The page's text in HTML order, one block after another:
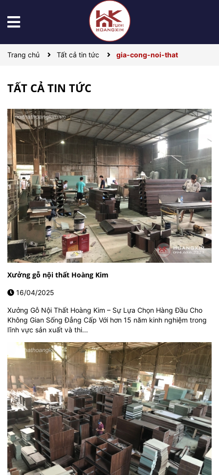
Trang chủ Tất cả tin tức gia-cong-noi-that
TẤT CẢ TIN TỨC
Xưởng gỗ nội thất Hoàng Kim
16/04/2025
Xưởng Gỗ Nội Thất Hoàng Kim – Sự Lựa Chọn Hàng Đầu Cho
Không Gian Sống Đẳng Cấp Với hơn 15 năm kinh nghiệm trong
lĩnh vực sản xuất và thi...